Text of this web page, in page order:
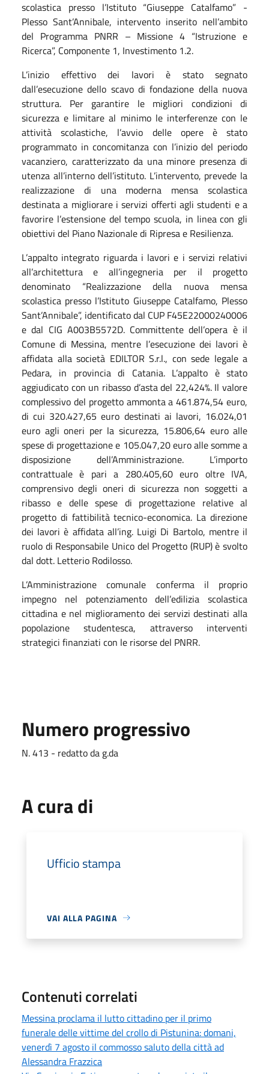
scolastica presso l’Istituto “Giuseppe Catalfamo” -
Plesso Sant’Annibale, intervento inserito nell’ambito
del Programma PNRR – Missione 4 “Istruzione e
Ricerca”, Componente 1, Investimento 1.2.
L’inizio effettivo dei lavori è stato segnato
dall’esecuzione dello scavo di fondazione della nuova
struttura. Per garantire le migliori condizioni di
sicurezza e limitare al minimo le interferenze con le
attività scolastiche, l’avvio delle opere è stato
programmato in concomitanza con l’inizio del periodo
vacanziero, caratterizzato da una minore presenza di
utenza all’interno dell’istituto. L’intervento, prevede la
realizzazione di una moderna mensa scolastica
destinata a migliorare i servizi offerti agli studenti e a
favorire l’estensione del tempo scuola, in linea con gli
obiettivi del Piano Nazionale di Ripresa e Resilienza.
L’appalto integrato riguarda i lavori e i servizi relativi
all’architettura e all’ingegneria per il progetto
denominato “Realizzazione della nuova mensa
scolastica presso l’Istituto Giuseppe Catalfamo, Plesso
Sant’Annibale”, identificato dal CUP F45E22000240006
e dal CIG A003B5572D. Committente dell’opera è il
Comune di Messina, mentre l’esecuzione dei lavori è
affidata alla società EDILTOR S.r.l., con sede legale a
Pedara, in provincia di Catania. L’appalto è stato
aggiudicato con un ribasso d’asta del 22,424%. Il valore
complessivo del progetto ammonta a 461.874,54 euro,
di cui 320.427,65 euro destinati ai lavori, 16.024,01
euro agli oneri per la sicurezza, 15.806,64 euro alle
spese di progettazione e 105.047,20 euro alle somme a
disposizione dell’Amministrazione. L’importo
contrattuale è pari a 280.405,60 euro oltre IVA,
comprensivo degli oneri di sicurezza non soggetti a
ribasso e delle spese di progettazione relative al
progetto di fattibilità tecnico-economica. La direzione
dei lavori è affidata all’ing. Luigi Di Bartolo, mentre il
ruolo di Responsabile Unico del Progetto (RUP) è svolto
dal dott. Letterio Rodilosso.
L’Amministrazione comunale conferma il proprio
impegno nel potenziamento dell’edilizia scolastica
cittadina e nel miglioramento dei servizi destinati alla
popolazione studentesca, attraverso interventi
strategici finanziati con le risorse del PNRR.
Numero progressivo
N. 413 - redatto da g.da
A cura di
Ufficio stampa
VAI ALLA PAGINA
Contenuti correlati
Messina proclama il lutto cittadino per il primo
funerale delle vittime del crollo di Pistunina: domani,
venerdì 7 agosto il commosso saluto della città ad
Alessandra Frazzica